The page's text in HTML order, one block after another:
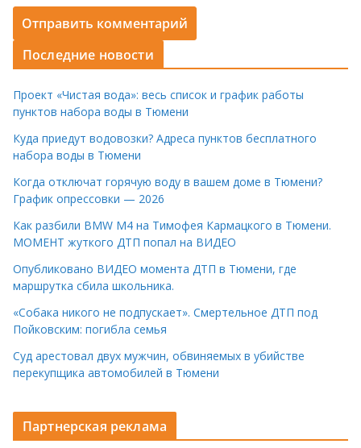
Последние новости
Проект «Чистая вода»: весь список и график работы
пунктов набора воды в Тюмени
Куда приедут водовозки? Адреса пунктов бесплатного
набора воды в Тюмени
Когда отключат горячую воду в вашем доме в Тюмени?
График опрессовки — 2026
Как разбили BMW M4 на Тимофея Кармацкого в Тюмени.
МОМЕНТ жуткого ДТП попал на ВИДЕО
Опубликовано ВИДЕО момента ДТП в Тюмени, где
маршрутка сбила школьника.
«Собака никого не подпускает». Смертельное ДТП под
Пойковским: погибла семья
Суд арестовал двух мужчин, обвиняемых в убийстве
перекупщика автомобилей в Тюмени
Партнерская реклама